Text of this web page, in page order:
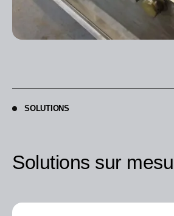
SOLUTIONS
Solutions sur